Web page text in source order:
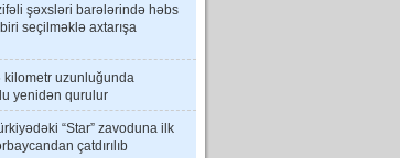
şəxsləri barələrində həbs
seçilməklə axtarışa
kilometr uzunluğunda
yenidən qurulur
“Star” zavoduna ilk
çatdırılıb